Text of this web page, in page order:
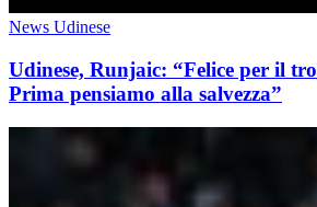
News Udinese
Udinese, Runjaic: “Felice per il
Prima pensiamo alla salvezza”